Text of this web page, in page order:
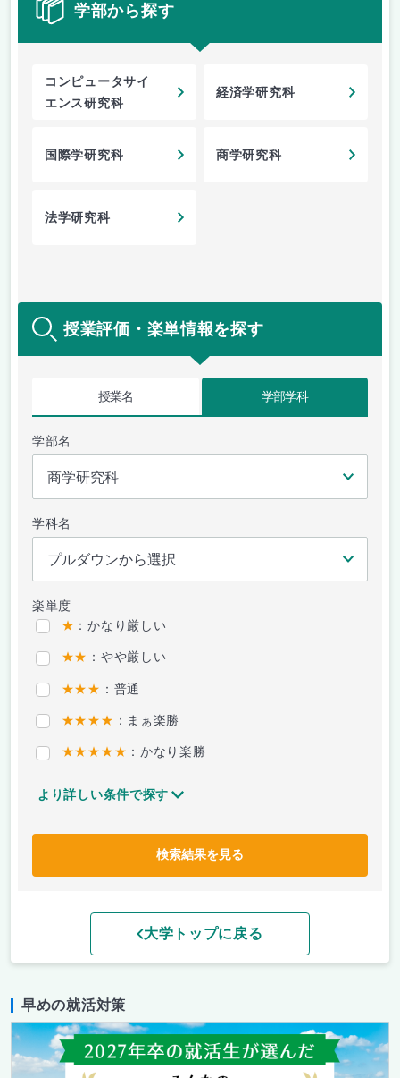
学部から探す
コンピュータサイ
エンス研究科
経済学研究科
国際学研究科 商学研究科
法学研究科
授業評価・楽単情報を探す
授業名 学部学科
学部名
学科名
楽単度
★ ：かなり厳しい
★★ ：やや厳しい
★★★ ：普通
★★★★ ：まぁ楽勝
★★★★★ ：かなり楽勝
より詳しい条件で探す
検索結果を見る
大学トップに戻る
早めの就活対策